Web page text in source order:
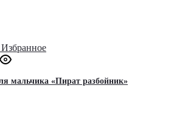
мальчика «Пират разбойник»